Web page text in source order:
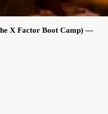
X Factor Boot Camp) —